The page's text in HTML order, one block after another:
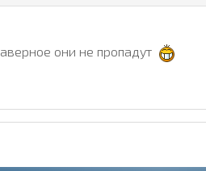
они не пропадут